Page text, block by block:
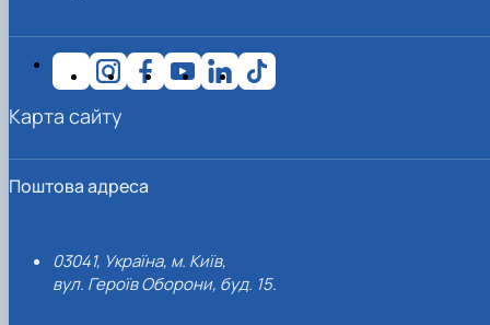
Поштова адреса
03041, Україна, м. Київ,
вул. Героїв Оборони, буд. 15.
Карта сайту